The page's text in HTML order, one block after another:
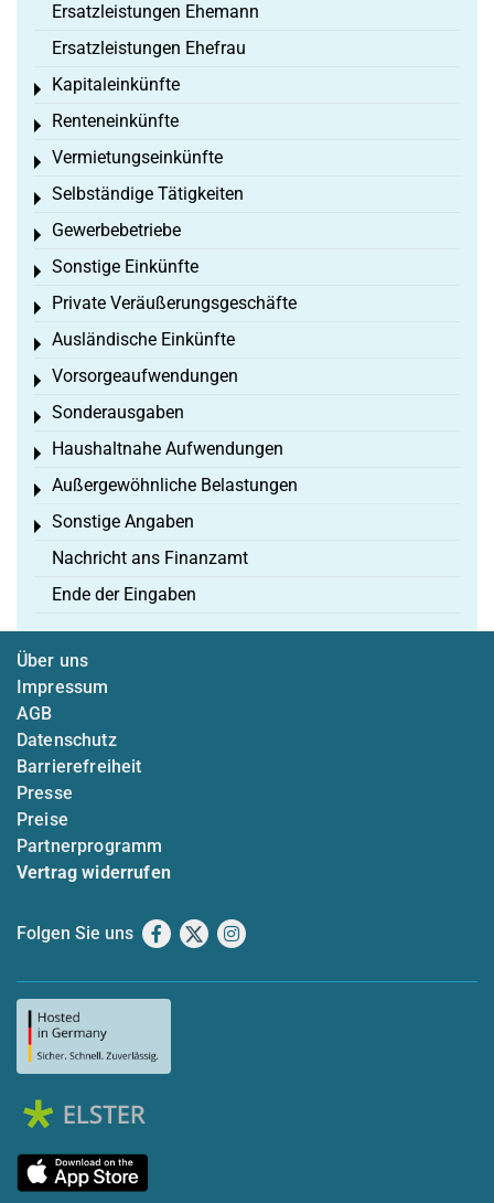
Ersatzleistungen Ehemann
Ersatzleistungen Ehefrau
Kapitaleinkünfte
Toggle menu
Renteneinkünfte
Toggle menu
Vermietungseinkünfte
Toggle menu
Selbständige Tätigkeiten
Toggle menu
Gewerbebetriebe
Toggle menu
Sonstige Einkünfte
Toggle menu
Private Veräußerungsgeschäfte
Toggle menu
Ausländische Einkünfte
Toggle menu
Vorsorgeaufwendungen
Toggle menu
Sonderausgaben
Toggle menu
Haushaltnahe Aufwendungen
Toggle menu
Außergewöhnliche Belastungen
Toggle menu
Sonstige Angaben
Toggle menu
Nachricht ans Finanzamt
Ende der Eingaben
Über uns
Impressum
AGB
Datenschutz
Barrierefreiheit
Presse
Preise
Partnerprogramm
Vertrag widerrufen
Folgen Sie uns Facebook
X Instagram